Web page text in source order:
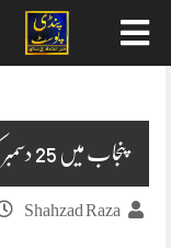
پنجاب میں 25 دسمبر کو عام تعطیل کا اعلان نوٹیفکیشن جاری
Shahzad Raza